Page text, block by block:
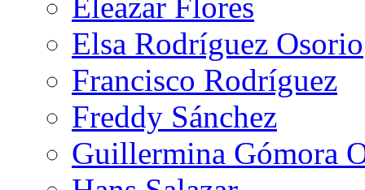
Elsa Rodríguez Osorio
Francisco Rodríguez
Freddy Sánchez
Guillermina Gómora